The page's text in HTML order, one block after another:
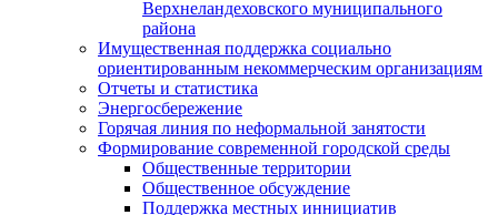
Верхнеландеховского муниципального
района
Имущественная поддержка социально
ориентированным некоммерческим организациям
Отчеты и статистика
Энергосбережение
Горячая линия по неформальной занятости
Формирование современной городской среды
Общественные территории
Общественное обсуждение
Поддержка местных иннициатив